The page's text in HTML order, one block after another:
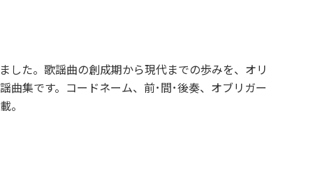
した。歌謡曲の創成期から現代までの歩みを、オリ
曲集です。コードネーム、前･間･後奏、オブリガー
。